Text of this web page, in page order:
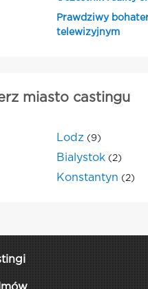
Prawdziwy
telewizyjnym
miasto castingu
Lodz (9)
Bialystok (2)
Konstantyn (2)